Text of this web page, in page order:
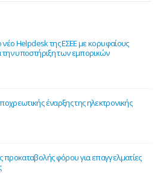
νέο Helpdesk της ΕΣΕΕ με κορυφαίους
την υποστήριξη των εμπορικών
έναρξης της ηλεκτρονικής
προκαταβολής φόρου για επαγγελματίες